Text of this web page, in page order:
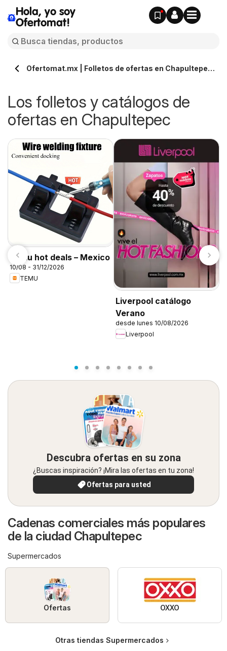
Hola, yo soy
Ofertomat!
Ofertomat.mx | Folletos de ofertas en Chapultepec
Los folletos y catálogos de
ofertas en Chapultepec
Temu hot deals – Mexico
10/08 - 31/12/2026
TEMU
Liverpool catálogo
Verano
desde lunes 10/08/2026
Liverpool
Descubra ofertas en su zona
¿Buscas inspiración? ¡Mira las ofertas en tu zona!
Ofertas para usted
Cadenas comerciales más populares
de la ciudad Chapultepec
Supermercados
Ofertas OXXO
Otras tiendas Supermercados